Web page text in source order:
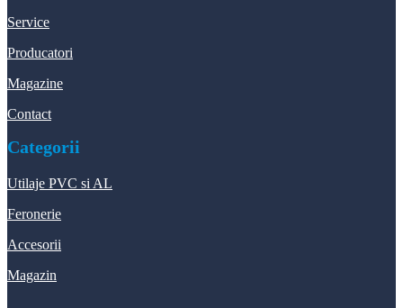
Service
Producatori
Magazine
Contact
Categorii
Utilaje PVC si AL
Feronerie
Accesorii
Magazin